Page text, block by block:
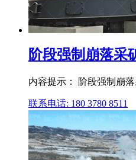
阶段强制崩落采
内容提示： 阶段强制崩
联系电话: 180 3780 8511